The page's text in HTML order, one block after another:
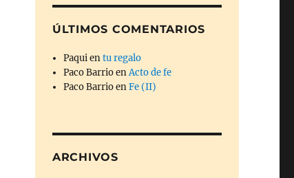
ÚLTIMOS COMENTARIOS
Paquientu regalo
Paco BarrioenActo de fe
Paco BarrioenFe (II)
ARCHIVOS